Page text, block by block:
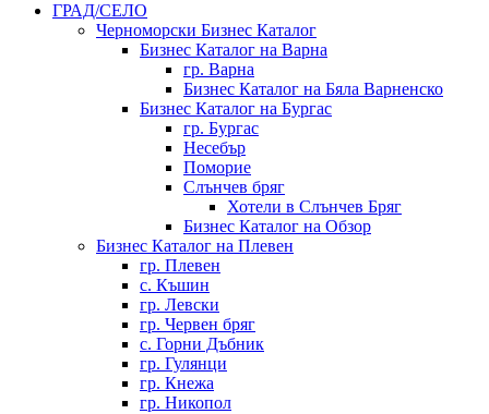
ГРАД/СЕЛО
Черноморски Бизнес Каталог
Бизнес Каталог на Варна
гр. Варна
Бизнес Каталог на Бяла Варненско
Бизнес Каталог на Бургас
гр. Бургас
Несебър
Поморие
Слънчев бряг
Хотели в Слънчев Бряг
Бизнес Каталог на Обзор
Бизнес Каталог на Плевен
гр. Плевен
с. Къшин
гр. Левски
гр. Червен бряг
с. Горни Дъбник
гр. Гулянци
гр. Кнежа
гр. Никопол